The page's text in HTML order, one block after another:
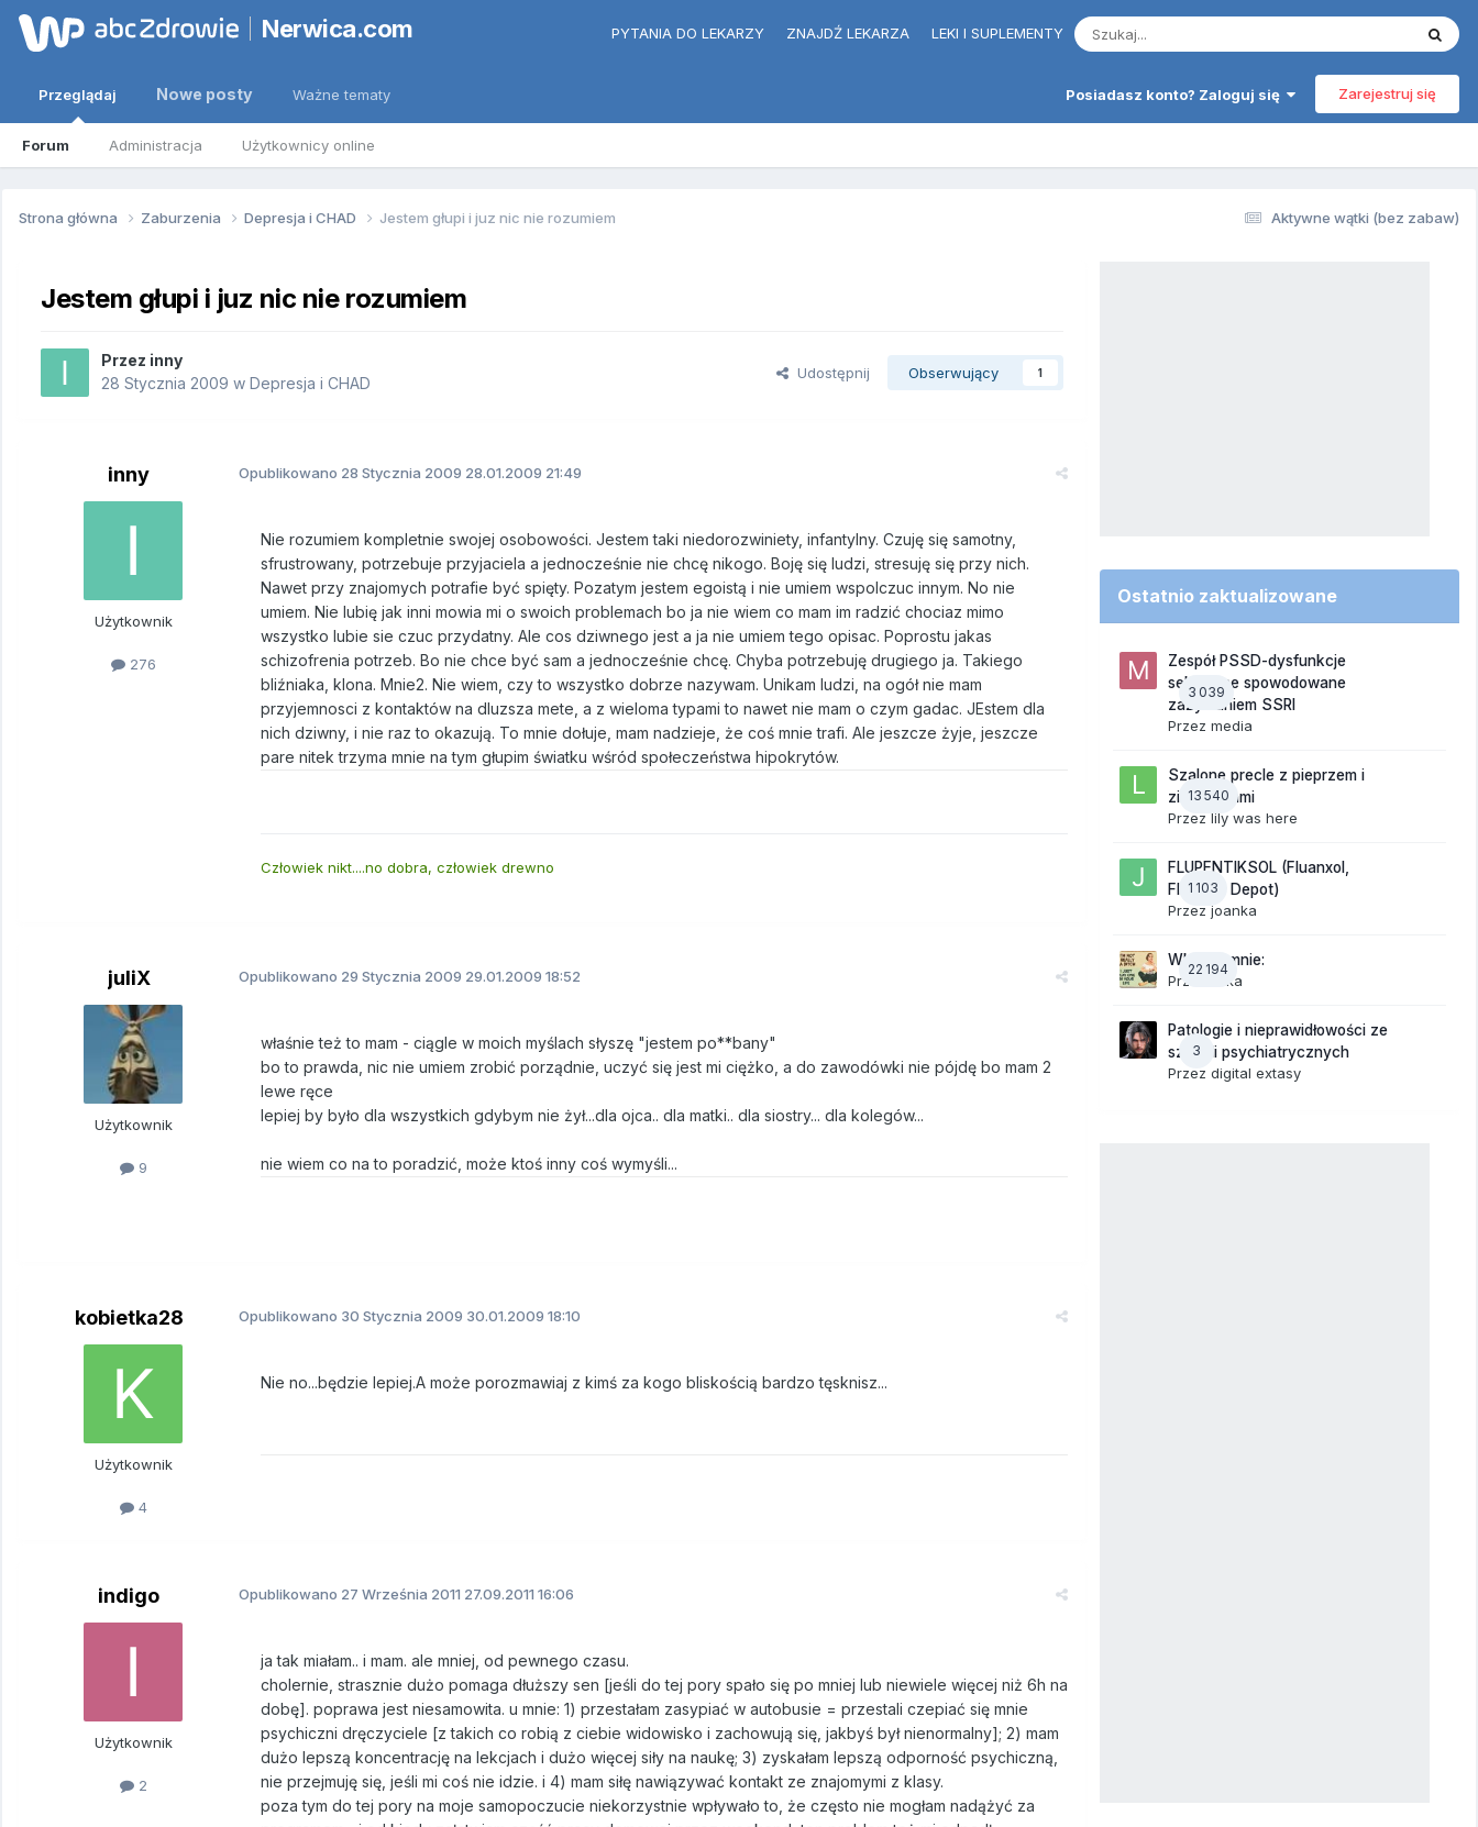
Nerwica.com PYTANIA DO LEKARZY ZNAJDŹ LEKARZA LEKI I SUPLEMENTY
Posiadasz konto? Zaloguj się Zarejestruj się
Przeglądaj
Forum Administracja Użytkownicy online
Nowe posty Ważne tematy
Aktywne wątki (bez zabaw)
Strona główna Zaburzenia Depresja i CHAD Jestem głupi i juz nic nie rozumiem
Jestem głupi i juz nic nie rozumiem
Przez inny
28 Stycznia 2009 w Depresja i CHAD
Udostępnij Obserwujący 1
inny
Użytkownik
276
Opublikowano 28 Stycznia 2009 28.01.2009 21:49
Nie rozumiem kompletnie swojej osobowości. Jestem taki niedorozwiniety, infantylny. Czuję się samotny,
sfrustrowany, potrzebuje przyjaciela a jednocześnie nie chcę nikogo. Boję się ludzi, stresuję się przy nich.
Nawet przy znajomych potrafie być spięty. Pozatym jestem egoistą i nie umiem wspolczuc innym. No nie
umiem. Nie lubię jak inni mowia mi o swoich problemach bo ja nie wiem co mam im radzić chociaz mimo
wszystko lubie sie czuc przydatny. Ale cos dziwnego jest a ja nie umiem tego opisac. Poprostu jakas
schizofrenia potrzeb. Bo nie chce być sam a jednocześnie chcę. Chyba potrzebuję drugiego ja. Takiego
bliźniaka, klona. Mnie2. Nie wiem, czy to wszystko dobrze nazywam. Unikam ludzi, na ogół nie mam
przyjemnosci z kontaktów na dluzsza mete, a z wieloma typami to nawet nie mam o czym gadac. JEstem dla
nich dziwny, i nie raz to okazują. To mnie dołuje, mam nadzieje, że coś mnie trafi. Ale jeszcze żyje, jeszcze
pare nitek trzyma mnie na tym głupim światku wśród społeczeństwa hipokrytów.
Człowiek nikt....no dobra, człowiek drewno
juliX
Użytkownik
9
Opublikowano 29 Stycznia 2009 29.01.2009 18:52
właśnie też to mam - ciągle w moich myślach słyszę "jestem po**bany"
bo to prawda, nic nie umiem zrobić porządnie, uczyć się jest mi ciężko, a do zawodówki nie pójdę bo mam 2
lewe ręce
lepiej by było dla wszystkich gdybym nie żył...dla ojca.. dla matki.. dla siostry... dla kolegów...
nie wiem co na to poradzić, może ktoś inny coś wymyśli...
kobietka28
Użytkownik
4
Opublikowano 30 Stycznia 2009 30.01.2009 18:10
Nie no...będzie lepiej.A może porozmawiaj z kimś za kogo bliskością bardzo tęsknisz...
indigo
Użytkownik
2
Opublikowano 27 Września 2011 27.09.2011 16:06
ja tak miałam.. i mam. ale mniej, od pewnego czasu.
cholernie, strasznie dużo pomaga dłuższy sen [jeśli do tej pory spało się po mniej lub niewiele więcej niż 6h na
dobę]. poprawa jest niesamowita. u mnie: 1) przestałam zasypiać w autobusie = przestali czepiać się mnie
psychiczni dręczyciele [z takich co robią z ciebie widowisko i zachowują się, jakbyś był nienormalny]; 2) mam
dużo lepszą koncentrację na lekcjach i dużo więcej siły na naukę; 3) zyskałam lepszą odporność psychiczną,
nie przejmuję się, jeśli mi coś nie idzie. i 4) mam siłę nawiązywać kontakt ze znajomymi z klasy.
poza tym do tej pory na moje samopoczucie niekorzystnie wpływało to, że często nie mogłam nadążyć za
Ostatnio zaktualizowane
3 039
Zespół PSSD-dysfunkcje
seksualne spowodowane
zażywaniem SSRI
Przez media
13 540
Szalone precle z pieprzem i
ziemniakami
Przez lily was here
1 103
FLUPENTIKSOL (Fluanxol,
Fluanxol Depot)
Przez joanka
22 194
Wkurza mnie:
Przez
linka
3
Patologie i nieprawidłowości ze
szpitali psychiatrycznych
Przez digital extasy